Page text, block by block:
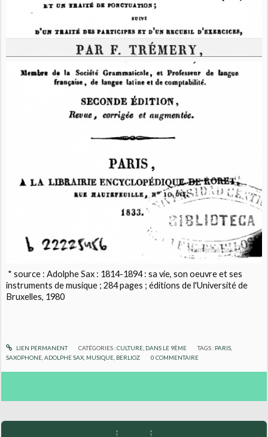
* source : Adolphe Sax : 1814-1894 : sa vie, son oeuvre et ses
instruments de musique ; 284 pages ; éditions de l'Université de
Bruxelles, 1980
LIEN PERMANENT CATÉGORIES :CULTURE, DANS LE 9ÈME TAGS : PARIS
SAXOPHONE ,ADOLPHE SAX MUSIQUE BERLIOZ 0 COMMENTAIRE